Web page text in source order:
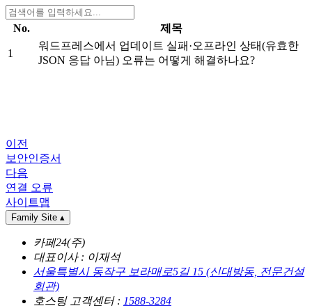
No. 제목
1
워드프레스에서 업데이트 실패·오프라인 상태(유효한
JSON 응답 아님) 오류는 어떻게 해결하나요?
이전
보안인증서
다음
연결 오류
사이트맵
Family Site ▴
카페24(주)
대표이사 : 이재석
서울특별시 동작구 보라매로5길 15 (신대방동, 전문건설
회관)
호스팅 고객센터 : 1588-3284